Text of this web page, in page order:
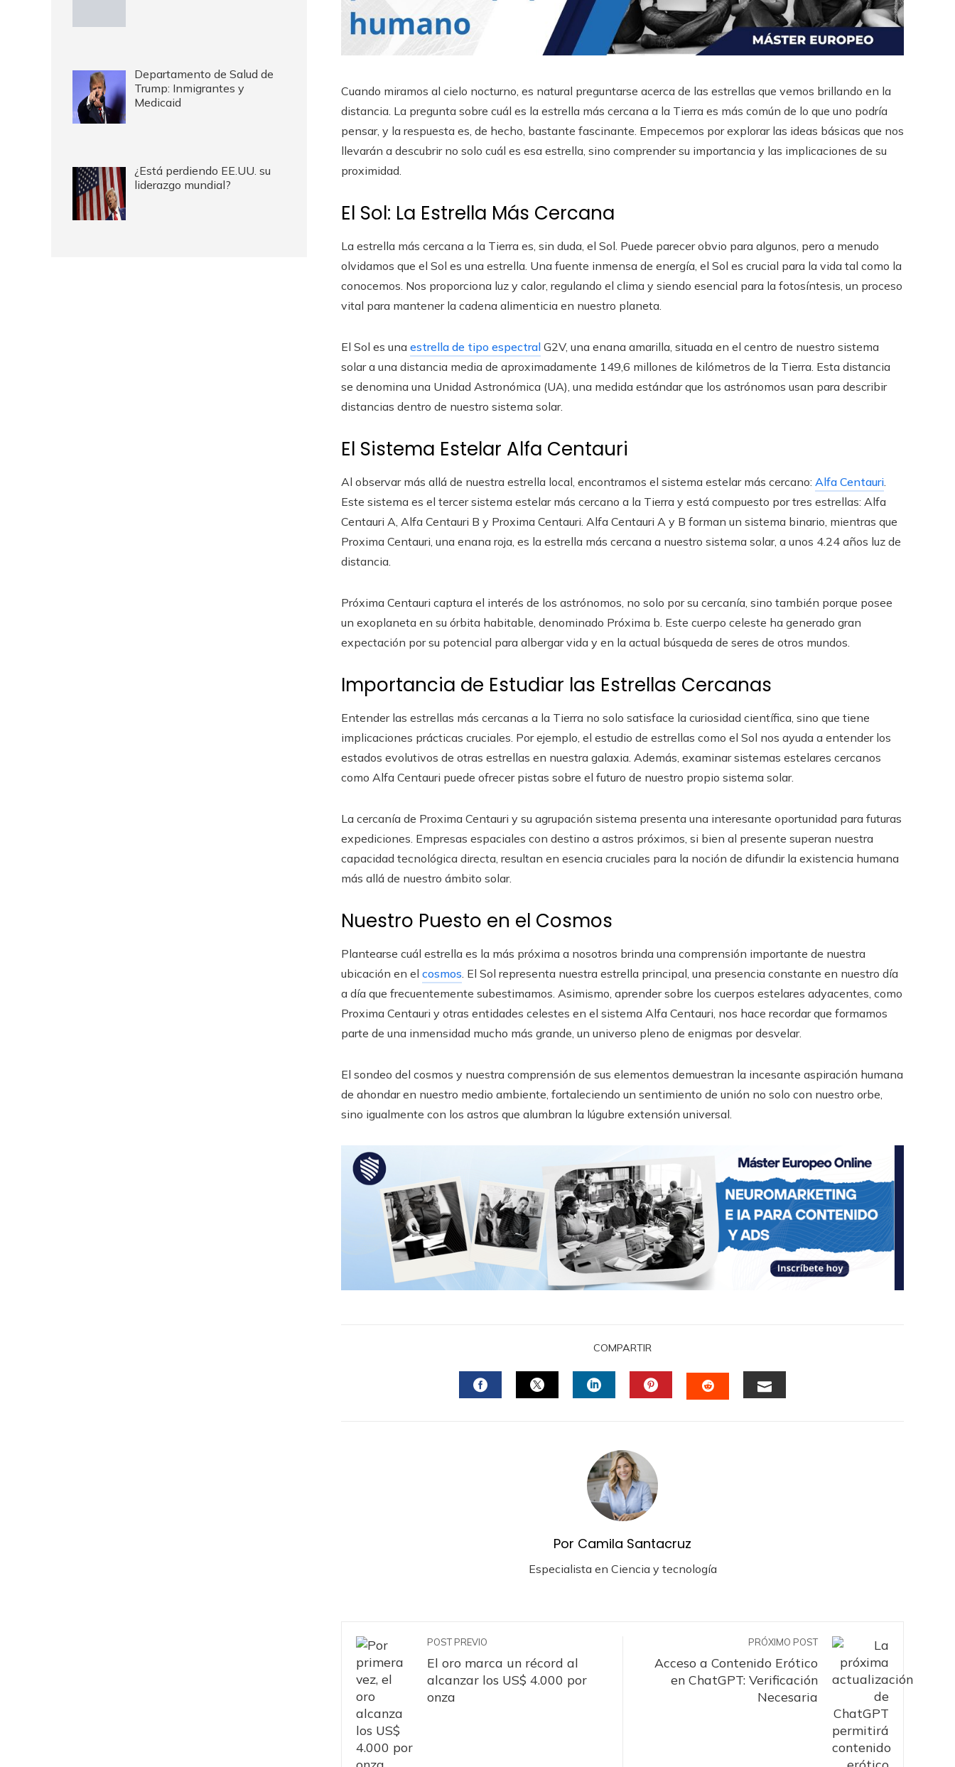
Cuando miramos al cielo nocturno, es natural preguntarse acerca de las estrellas que vemos brillando en la
distancia. La pregunta sobre cuál es la estrella más cercana a la Tierra es más común de lo que uno podría
pensar, y la respuesta es, de hecho, bastante fascinante. Empecemos por explorar las ideas básicas que nos
llevarán a descubrir no solo cuál es esa estrella, sino comprender su importancia y las implicaciones de su
proximidad.
El Sol: La Estrella Más Cercana
La estrella más cercana a la Tierra es, sin duda, el Sol. Puede parecer obvio para algunos, pero a menudo
olvidamos que el Sol es una estrella. Una fuente inmensa de energía, el Sol es crucial para la vida tal como la
conocemos. Nos proporciona luz y calor, regulando el clima y siendo esencial para la fotosíntesis, un proceso
vital para mantener la cadena alimenticia en nuestro planeta.
El Sol es una estrella de tipo espectral G2V, una enana amarilla, situada en el centro de nuestro sistema
solar a una distancia media de aproximadamente 149,6 millones de kilómetros de la Tierra. Esta distancia
se denomina una Unidad Astronómica (UA), una medida estándar que los astrónomos usan para describir
distancias dentro de nuestro sistema solar.
El Sistema Estelar Alfa Centauri
Al observar más allá de nuestra estrella local, encontramos el sistema estelar más cercano: Alfa Centauri
Este sistema es el tercer sistema estelar más cercano a la Tierra y está compuesto por tres estrellas: Alfa
Centauri A, Alfa Centauri B y Proxima Centauri. Alfa Centauri A y B forman un sistema binario, mientras que
Proxima Centauri, una enana roja, es la estrella más cercana a nuestro sistema solar, a unos 4.24 años luz de
distancia.
Próxima Centauri captura el interés de los astrónomos, no solo por su cercanía, sino también porque posee
un exoplaneta en su órbita habitable, denominado Próxima b. Este cuerpo celeste ha generado gran
expectación por su potencial para albergar vida y en la actual búsqueda de seres de otros mundos.
Importancia de Estudiar las Estrellas Cercanas
Entender las estrellas más cercanas a la Tierra no solo satisface la curiosidad científica, sino que tiene
implicaciones prácticas cruciales. Por ejemplo, el estudio de estrellas como el Sol nos ayuda a entender los
estados evolutivos de otras estrellas en nuestra galaxia. Además, examinar sistemas estelares cercanos
como Alfa Centauri puede ofrecer pistas sobre el futuro de nuestro propio sistema solar.
La cercanía de Proxima Centauri y su agrupación sistema presenta una interesante oportunidad para futuras
expediciones. Empresas espaciales con destino a astros próximos, si bien al presente superan nuestra
capacidad tecnológica directa, resultan en esencia cruciales para la noción de difundir la existencia humana
más allá de nuestro ámbito solar.
Nuestro Puesto en el Cosmos
Plantearse cuál estrella es la más próxima a nosotros brinda una comprensión importante de nuestra
ubicación en el cosmos . El Sol representa nuestra estrella principal, una presencia constante en nuestro día
a día que frecuentemente subestimamos. Asimismo, aprender sobre los cuerpos estelares adyacentes, como
Proxima Centauri y otras entidades celestes en el sistema Alfa Centauri, nos hace recordar que formamos
parte de una inmensidad mucho más grande, un universo pleno de enigmas por desvelar.
El sondeo del cosmos y nuestra comprensión de sus elementos demuestran la incesante aspiración humana
de ahondar en nuestro medio ambiente, fortaleciendo un sentimiento de unión no solo con nuestro orbe,
sino igualmente con los astros que alumbran la lúgubre extensión universal.
COMPARTIR
Por Camila Santacruz
Especialista en Ciencia y tecnología
POST PREVIO
El oro marca un récord al
alcanzar los US$ 4.000 por
onza
PRÓXIMO POST
Acceso a Contenido Erótico
en ChatGPT: Verificación
Necesaria
Departamento de Salud de
Trump: Inmigrantes y
Medicaid
¿Está perdiendo EE.UU. su
liderazgo mundial?